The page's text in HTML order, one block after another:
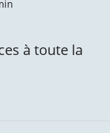
à toute la